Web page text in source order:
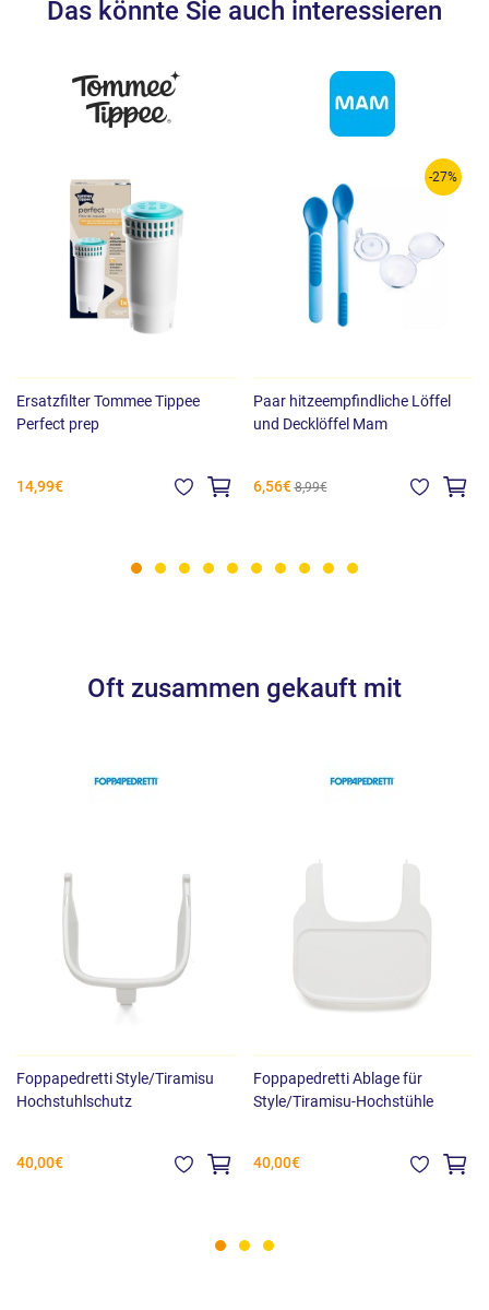
Das könnte Sie auch interessieren
Ersatzfilter Tommee Tippee
Perfect prep
14,99€
-27%
Paar hitzeempfindliche Löffel
und Decklöffel Mam
6,56€ 8,99€
Oft zusammen gekauft mit
Foppapedretti Style/Tiramisu
Hochstuhlschutz
40,00€
Foppapedretti Ablage für
Style/Tiramisu-Hochstühle
40,00€